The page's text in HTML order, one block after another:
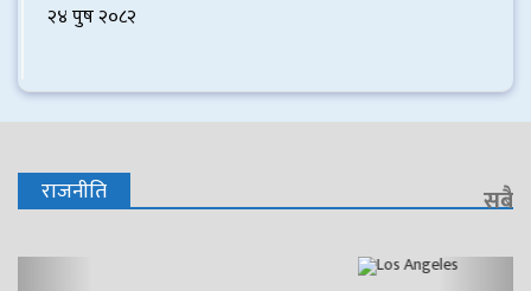
२४ पुष २०८२
राजनीति सबै
Previous Next